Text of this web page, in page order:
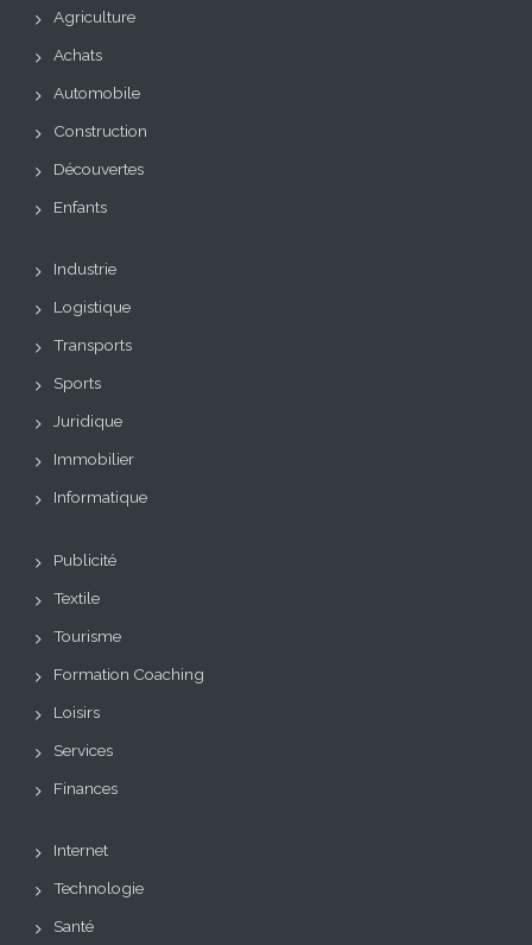
Agriculture
Achats
Automobile
Construction
Découvertes
Enfants
Industrie
Logistique
Transports
Sports
Juridique
Immobilier
Informatique
Publicité
Textile
Tourisme
Formation Coaching
Loisirs
Services
Finances
Internet
Technologie
Santé